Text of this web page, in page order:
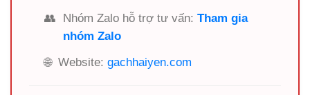
👥
Nhóm Zalo hỗ trợ tư vấn: Tham gia
nhóm Zalo
🌐 Website: gachhaiyen.com